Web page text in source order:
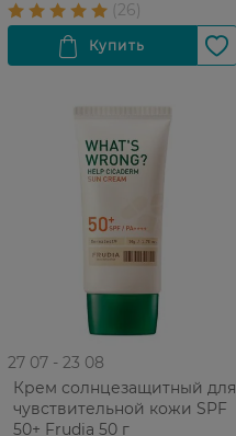
27 07 - 23 08
Крем солнцезащитный для
чувствительной кожи SPF
50+ Frudia 50 г